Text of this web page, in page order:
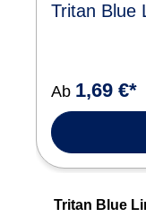
Tritan Blue
Ab 1,69 €*
Tritan Blue